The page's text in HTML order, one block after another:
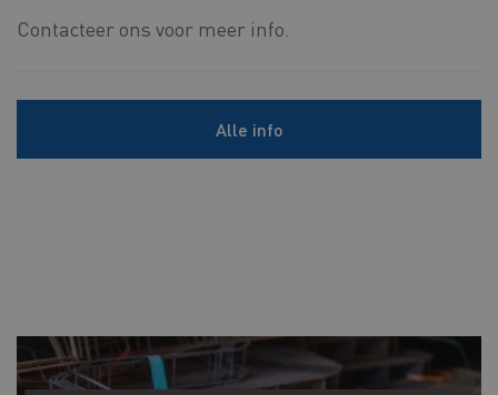
Contacteer ons voor meer info.
Alle info